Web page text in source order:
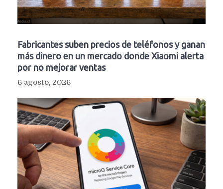
Fabricantes suben precios de teléfonos y ganan
más dinero en un mercado donde Xiaomi alerta
por no mejorar ventas
6 agosto, 2026